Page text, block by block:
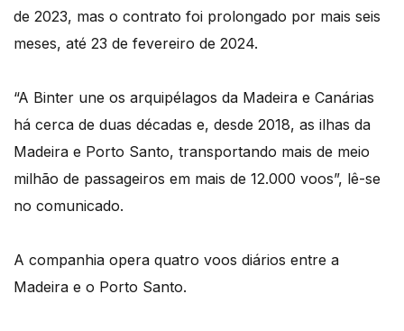
de 2023, mas o contrato foi prolongado por mais seis
meses, até 23 de fevereiro de 2024.
“A Binter une os arquipélagos da Madeira e Canárias
há cerca de duas décadas e, desde 2018, as ilhas da
Madeira e Porto Santo, transportando mais de meio
milhão de passageiros em mais de 12.000 voos”, lê-se
no comunicado.
A companhia opera quatro voos diários entre a
Madeira e o Porto Santo.